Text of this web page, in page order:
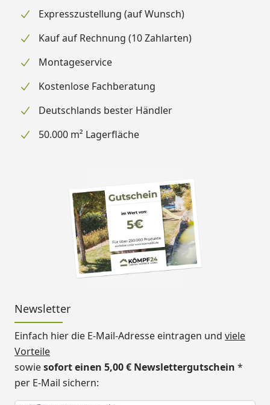
Expresszustellung (auf Wunsch)
Kauf auf Rechnung (10 Zahlarten)
Montageservice
Kostenlose Fachberatung
Deutschlands bester Händler
50.000 m² Lagerfläche
Newsletter
Einfach hier die E-Mail-Adresse eintragen und viele
Vorteile
sowiesofort einen 5,00 € Newslettergutschein *
per E-Mail sichern:
Keine Eingabe erforderlich
Eingabe erforderlich
E-Mail *